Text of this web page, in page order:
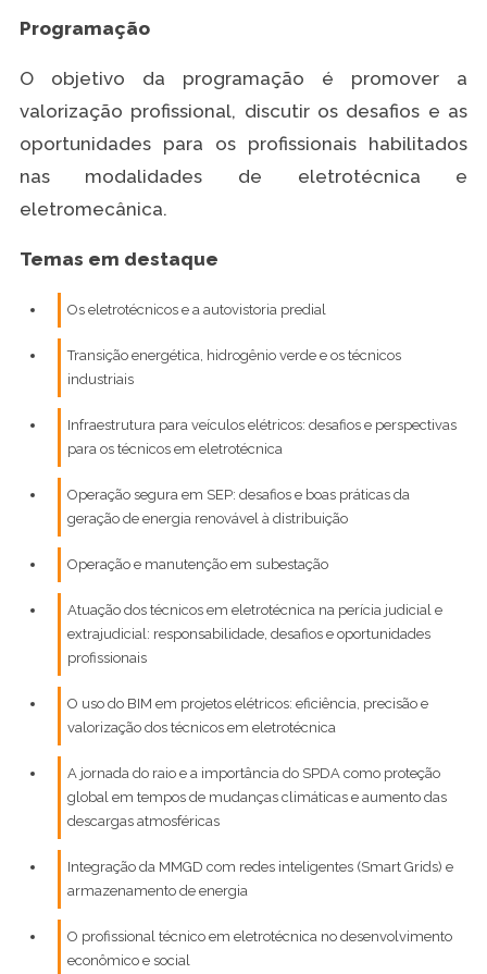
Programação
O objetivo da programação é promover a
valorização profissional, discutir os desafios e as
oportunidades para os profissionais habilitados
nas modalidades de eletrotécnica e
eletromecânica.
Temas em destaque
Os eletrotécnicos e a autovistoria predial
Transição energética, hidrogênio verde e os técnicos
industriais
Infraestrutura para veículos elétricos: desafios e perspectivas
para os técnicos em eletrotécnica
Operação segura em SEP: desafios e boas práticas da
geração de energia renovável à distribuição
Operação e manutenção em subestação
Atuação dos técnicos em eletrotécnica na perícia judicial e
extrajudicial: responsabilidade, desafios e oportunidades
profissionais
O uso do BIM em projetos elétricos: eficiência, precisão e
valorização dos técnicos em eletrotécnica
A jornada do raio e a importância do SPDA como proteção
global em tempos de mudanças climáticas e aumento das
descargas atmosféricas
Integração da MMGD com redes inteligentes (Smart Grids) e
armazenamento de energia
O profissional técnico em eletrotécnica no desenvolvimento
econômico e social